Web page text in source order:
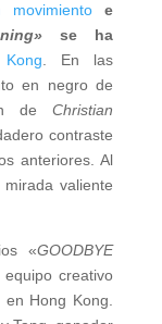
movimiento e
se ha
. En las
en negro de
deChristian
contraste
anteriores. Al
valiente
«GOODBYE
creativo
Hong Kong.